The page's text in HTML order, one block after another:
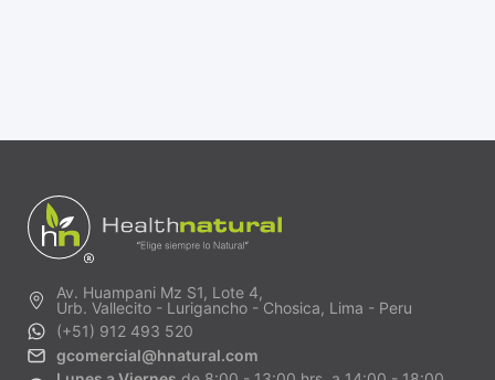
Av. Huampani Mz S1, Lote 4,
Urb. Vallecito - Lurigancho - Chosica, Lima - Peru
(+51) 912 493 520
gcomercial@hnatural.com